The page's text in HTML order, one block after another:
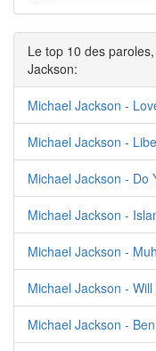
Le top 10 des
Jackson:
Michael Jackson -
Michael Jackson -
Michael Jackson - Do
Michael Jackson -
Michael Jackson -
Michael Jackson -
Michael Jackson - Ben